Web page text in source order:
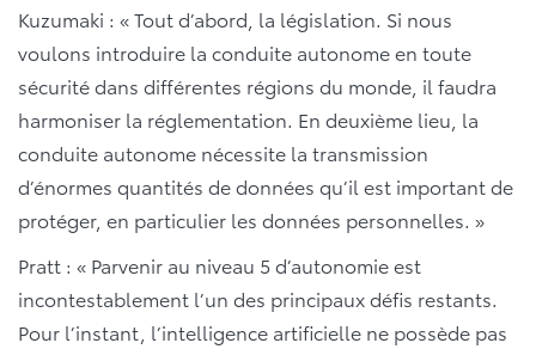
Kuzumaki : « Tout d’abord, la législation. Si nous
voulons introduire la conduite autonome en toute
sécurité dans différentes régions du monde, il faudra
harmoniser la réglementation. En deuxième lieu, la
conduite autonome nécessite la transmission
d’énormes quantités de données qu’il est important de
protéger, en particulier les données personnelles. »
Pratt : « Parvenir au niveau 5 d’autonomie est
incontestablement l’un des principaux défis restants.
Pour l’instant, l’intelligence artificielle ne possède pas